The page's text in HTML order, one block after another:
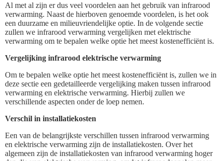
Al met al zijn er dus veel voordelen aan het gebruik van infrarood
verwarming. Naast de hierboven genoemde voordelen, is het ook
een duurzame en milieuvriendelijke optie. In de volgende sectie
zullen we infrarood verwarming vergelijken met elektrische
verwarming om te bepalen welke optie het meest kostenefficiënt is.
Vergelijking infrarood elektrische verwarming
Om te bepalen welke optie het meest kostenefficiënt is, zullen we in
deze sectie een gedetailleerde vergelijking maken tussen infrarood
verwarming en elektrische verwarming. Hierbij zullen we
verschillende aspecten onder de loep nemen.
Verschil in installatiekosten
Een van de belangrijkste verschillen tussen infrarood verwarming
en elektrische verwarming zijn de installatiekosten. Over het
algemeen zijn de installatiekosten van infrarood verwarming hoger